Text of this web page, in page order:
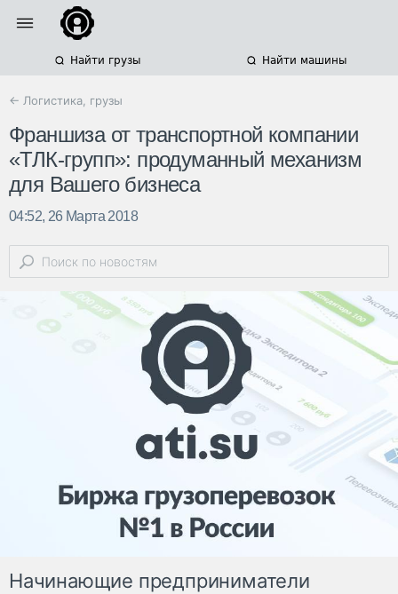
Найти грузы Найти машины
← Логистика, грузы
Франшиза от транспортной компании
«ТЛК-групп»: продуманный механизм
для Вашего бизнеса
04:52, 26 Марта 2018
Начинающие предприниматели